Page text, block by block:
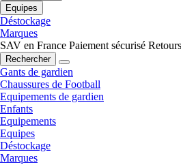
Equipes
Déstockage
Marques
SAV en France Paiement sécurisé
Rechercher
Gants de gardien
Chaussures de Football
Equipements de gardien
Enfants
Equipements
Equipes
Déstockage
Marques